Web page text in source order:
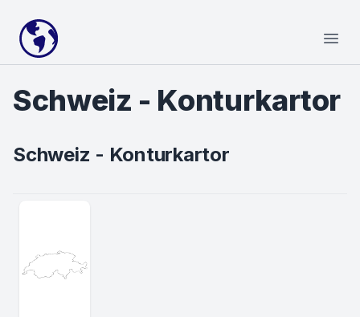
Your Company
Schweiz - Konturkartor
Schweiz - Konturkartor